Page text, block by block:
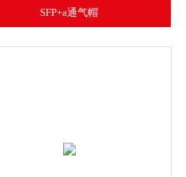
SFP+a通气帽